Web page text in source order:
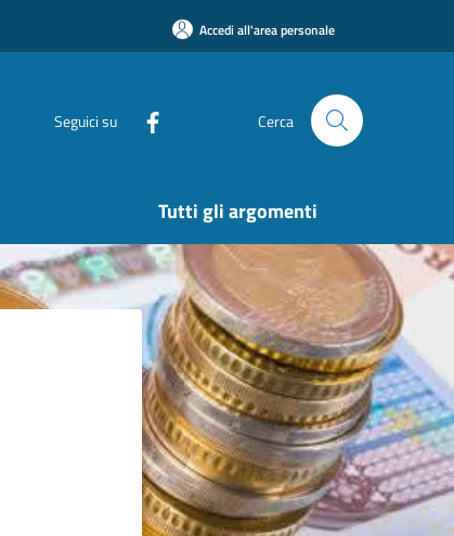
Accedi all'area personale
Seguici su Cerca
Tutti gli argomenti